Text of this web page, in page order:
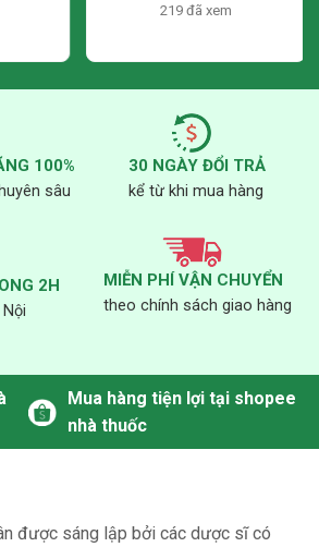
đến 4 lần
chia 2 đến 3 lần
1/3 liều bình
chia 2 lần
1/6 liều bình
1 lần mỗi ngày
Zollinger-Ellison, loét dạ
219 đã xem
100%
sâu
30 NGÀY ĐỔI TRẢ
kể từ khi mua hàng
2H MIỄN PHÍ VẬN CHUYỂN
theo chính sách giao hàng
Mua hàng tiện lợi tại shopee
nhà thuốc
được sáng lập bởi các dược sĩ có